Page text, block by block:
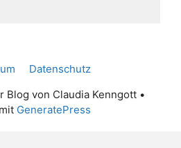
Datenschutz
von Claudia Kenngott •
GeneratePress